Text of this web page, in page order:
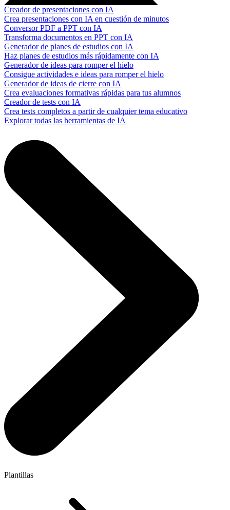
Creador de presentaciones con IA
Crea presentaciones con IA en cuestión de minutos
Conversor PDF a PPT con IA
Transforma documentos en PPT con IA
Generador de planes de estudios con IA
Haz planes de estudios más rápidamente con IA
Generador de ideas para romper el hielo
Consigue actividades e ideas para romper el hielo
Generador de ideas de cierre con IA
Crea evaluaciones formativas rápidas para tus alumnos
Creador de tests con IA
Crea tests completos a partir de cualquier tema educativo
Explorar todas las herramientas de IA
Plantillas